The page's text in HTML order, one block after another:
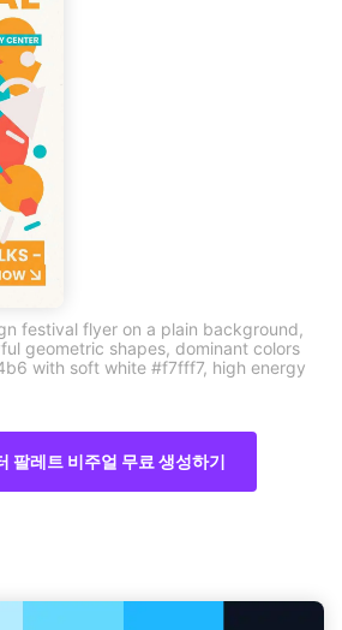
festival flyer on a plain background,
geometric shapes, dominant colors
with soft white #f7fff7, high energy
팔레트 비주얼 무료 생성하기